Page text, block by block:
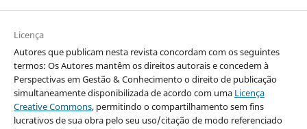
Licença
Autores que publicam nesta revista concordam com os seguintes
termos: Os Autores mantêm os direitos autorais e concedem à
Perspectivas em Gestão & Conhecimento o direito de publicação
simultaneamente disponibilizada de acordo com uma Licença
Creative Commons, permitindo o compartilhamento sem fins
lucrativos de sua obra pelo seu uso/citação de modo referenciado